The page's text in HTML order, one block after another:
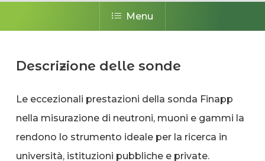
Menu
Descrizione delle sonde
Le eccezionali prestazioni della sonda Finapp
nella misurazione di neutroni, muoni e gammi la
rendono lo strumento ideale per la ricerca in
università, istituzioni pubbliche e private.